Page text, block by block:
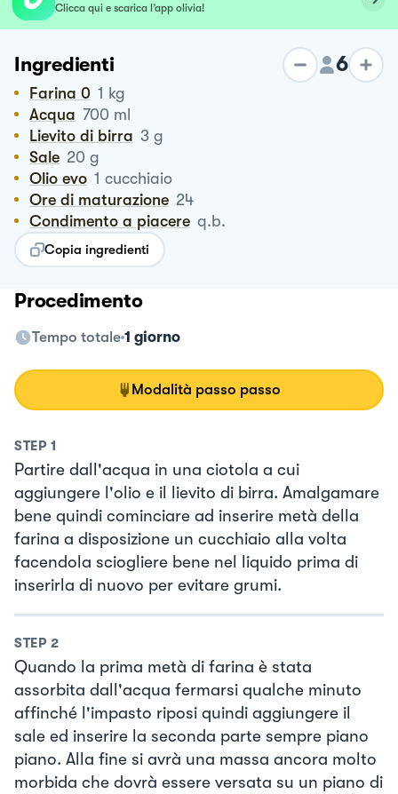
Clicca qui e scarica l’app olivia!
Ingredienti 6
Farina 0 1 kg
Acqua 700 ml
Lievito di birra 3 g
Sale 20 g
Olio evo 1 cucchiaio
Ore di maturazione 24
Condimento a piacere q.b.
Copia ingredienti
Procedimento
Tempo totale 1 giorno
Modalità passo passo
STEP 1
Partire dall'acqua in una ciotola a cui
aggiungere l'olio e il lievito di birra. Amalgamare
bene quindi cominciare ad inserire metà della
farina a disposizione un cucchiaio alla volta
facendola sciogliere bene nel liquido prima di
inserirla di nuovo per evitare grumi.
STEP 2
Quando la prima metà di farina è stata
assorbita dall'acqua fermarsi qualche minuto
affinché l'impasto riposi quindi aggiungere il
sale ed inserire la seconda parte sempre piano
piano. Alla fine si avrà una massa ancora molto
morbida che dovrà essere versata su un piano di